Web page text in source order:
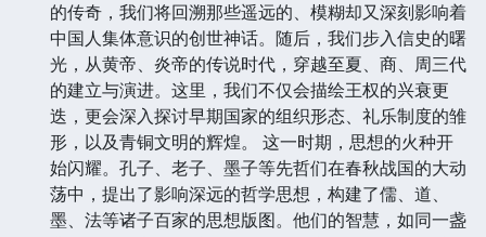
的传奇，我们将回溯那些遥远的、模糊却又深刻影响着
中国人集体意识的创世神话。随后，我们步入信史的曙
光，从黄帝、炎帝的传说时代，穿越至夏、商、周三代
的建立与演进。这里，我们不仅会描绘王权的兴衰更
迭，更会深入探讨早期国家的组织形态、礼乐制度的雏
形，以及青铜文明的辉煌。 这一时期，思想的火种开
始闪耀。孔子、老子、墨子等先哲们在春秋战国的大动
荡中，提出了影响深远的哲学思想，构建了儒、道、
墨、法等诸子百家的思想版图。他们的智慧，如同一盏